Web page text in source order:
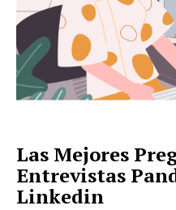
Las Mejores
Entrevistas
Linkedin